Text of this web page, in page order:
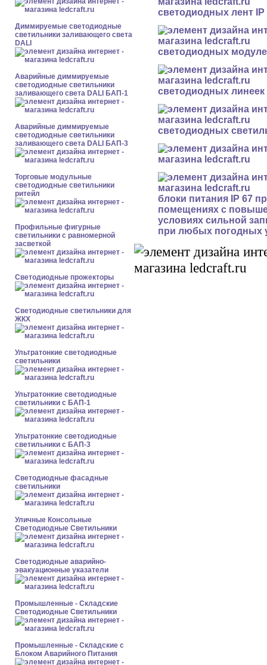
Диммируемые светодиодные
светильники заливающего света
DALI
Аварийные диммируемые
светодиодные светильники
заливающего света DALI БАП-1
Аварийные диммируемые
светодиодные светильники
заливающего света DALI БАП-3
Торговые модульные
светодиодные светильники
ритейл
Профильные фигурные
светильники с равномерной
засветкой
Светодиодные прожекторы
Светодиодные светильники для
ЖКХ
Ультратонкие светодиодные
светильники
Ультратонкие светодиодные
светильники с БАП-1
Ультратонкие светодиодные
светильники с БАП-3
Светодиодные фасадные
светильники
Уличные Консольные
Светодиодные Светильники
Светодиодные аварийно-
эвакуационные указатели
Промышленные - Складские
Светодиодные Светильники
Промышленные - Складские с
Блоком Аварийного Питания
светодиодных лент IP
светодиодных
светодиодных линеек
светодиодных
блоки питания IP 67
помещениях с
условиях сильной
при любых погодных